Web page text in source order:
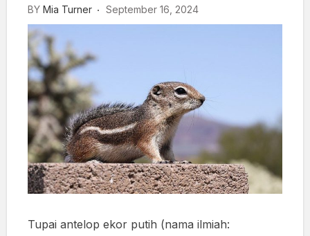
BY Mia Turner September 16, 2024
Tupai antelop ekor putih (nama ilmiah: